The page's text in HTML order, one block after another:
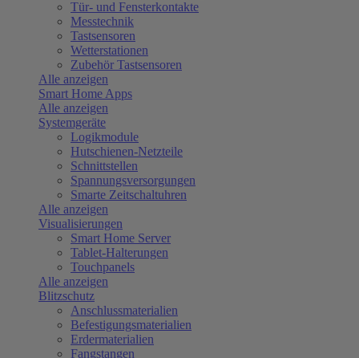
Tür- und Fensterkontakte
Messtechnik
Tastsensoren
Wetterstationen
Zubehör Tastsensoren
Alle anzeigen
Smart Home Apps
Alle anzeigen
Systemgeräte
Logikmodule
Hutschienen-Netzteile
Schnittstellen
Spannungsversorgungen
Smarte Zeitschaltuhren
Alle anzeigen
Visualisierungen
Smart Home Server
Tablet-Halterungen
Touchpanels
Alle anzeigen
Blitzschutz
Anschlussmaterialien
Befestigungsmaterialien
Erdermaterialien
Fangstangen